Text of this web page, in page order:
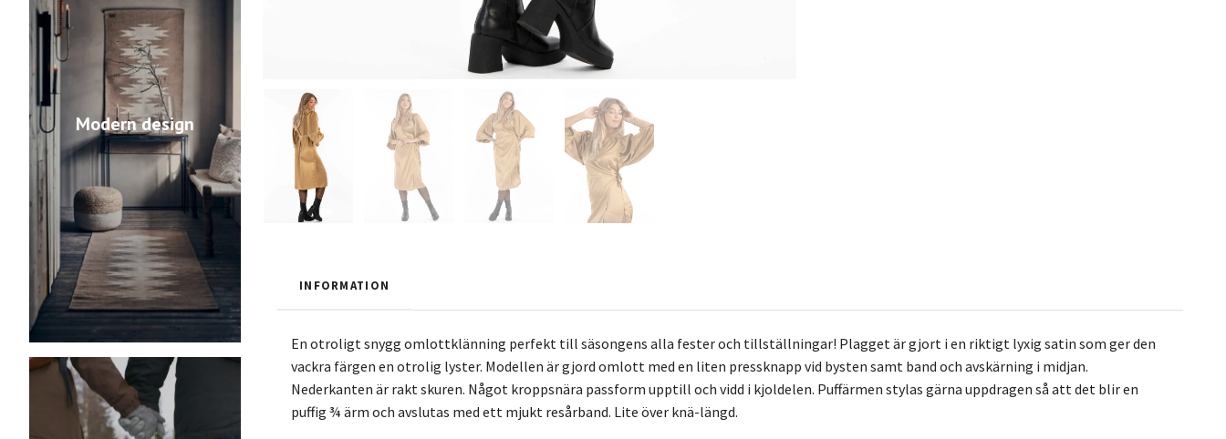
Modern design
INFORMATION
En otroligt snygg omlottklänning perfekt till säsongens alla fester och tillställningar! Plagget är gjort i en riktigt lyxig satin som ger den
vackra färgen en otrolig lyster. Modellen är gjord omlott med en liten pressknapp vid bysten samt band och avskärning i midjan.
Nederkanten är rakt skuren. Något kroppsnära passform upptill och vidd i kjoldelen. Puffärmen stylas gärna uppdragen så att det blir en
puffig ¾ ärm och avslutas med ett mjukt resårband. Lite över knä-längd.